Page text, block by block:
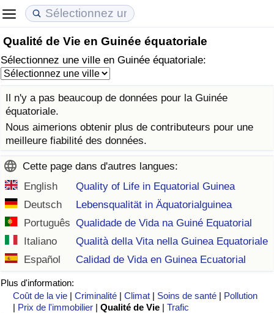
Qualité de Vie en Guinée équatoriale
Sélectionnez une ville en Guinée équatoriale:
Il n'y a pas beaucoup de données pour la Guinée
équatoriale.
Nous aimerions obtenir plus de contributeurs pour une
meilleure fiabilité des données.
Cette page dans d'autres langues:
English
Quality of Life in Equatorial Guinea
Deutsch
Lebensqualität in Äquatorialguinea
Português Qualidade de Vida na Guiné Equatorial
Italiano
Qualità della Vita nella Guinea Equatoriale
Español
Calidad de Vida en Guinea Ecuatorial
Plus d'information:
Coût de la vie |Criminalité |Climat | Soins de santé | Pollution
| Prix de l'immobilier |Qualité de Vie |Trafic
Coût de la vie
Indice du Coût de la Vie (Actuel)
Indice du Coût de la Vie
Indice du coût de la vie par pays
à Akaba
Prix de l'immobilier
Indice des Prix de l'immobilier (Actuel)
Indice des Prix de l'immobilier
Indice des Prix de l'immobilier par Pays
Qualité de Vie
Indice de Qualité de Vie
Indice de Qualité de Vie (Actuel)
Indice de qualité de vie par pays
Criminalité
Indice de Criminalité (Actuel)
Indice de Criminalité
Indice de criminalité par pays
Soins de santé